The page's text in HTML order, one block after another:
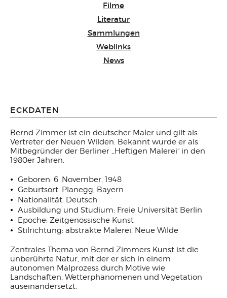
Filme
Literatur
Sammlungen
Weblinks
News
ECKDATEN
Bernd Zimmer ist ein deutscher Maler und gilt als
Vertreter der Neuen Wilden. Bekannt wurde er als
Mitbegründer der Berliner ,,Heftigen Malerei“ in den
1980er Jahren.
Geboren: 6. November, 1948
Geburtsort: Planegg, Bayern
Nationalität: Deutsch
Ausbildung und Studium: Freie Universität Berlin
Epoche: Zeitgenössische Kunst
Stilrichtung: abstrakte Malerei, Neue Wilde
Zentrales Thema von Bernd Zimmers Kunst ist die
unberührte Natur, mit der er sich in einem
autonomen Malprozess durch Motive wie
Landschaften, Wetterphänomenen und Vegetation
auseinandersetzt.